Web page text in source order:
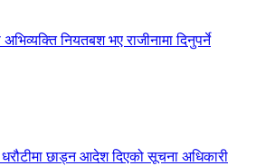
नियतबश भए राजीनामा दिनुपर्ने
छाड्न आदेश दिएको सूचना अधिकारी